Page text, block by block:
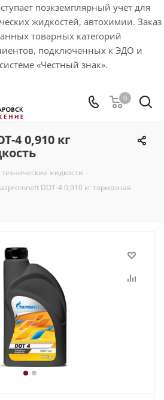
поэкземплярный учет для
жидкостей, автохимии. Заказ
товарных категорий
подключенных к ЭДО и
«Честный знак».
0
4 0,910 кг
жидкости -
DOT-4 0,910 кг тормозная